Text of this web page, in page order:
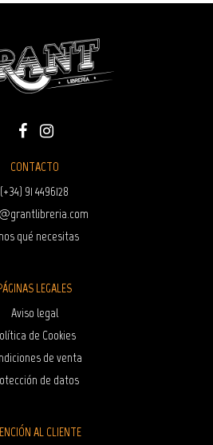
CONTACTO
(+34) 91 4496128
qué necesitas
LEGALES
Aviso legal
de Cookies
de venta
de datos
AL CLIENTE